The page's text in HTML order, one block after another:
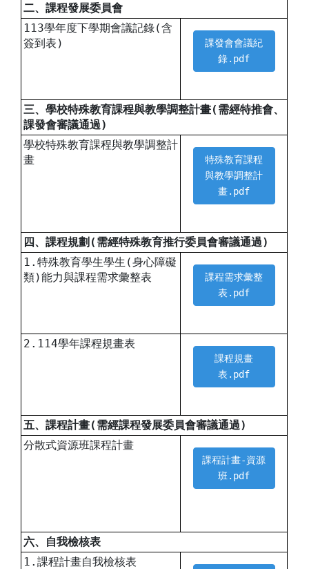
二、課程發展委員會
113學年度下學期會議記錄(含
簽到表)
課發會會議紀
錄.pdf
三、學校特殊教育課程與教學調整計畫(需經特推會、
課發會審議通過)
學校特殊教育課程與教學調整計
畫
特殊教育課程
與教學調整計
畫.pdf
四、課程規劃(需經特殊教育推行委員會審議通過)
1.特殊教育學生學生(身心障礙
類)能力與課程需求彙整表
課程需求彙整
表.pdf
2.114學年課程規畫表
課程規畫
表.pdf
五、課程計畫(需經課程發展委員會審議通過)
分散式資源班課程計畫
課程計畫-資源
班.pdf
六、自我檢核表
1.課程計畫自我檢核表